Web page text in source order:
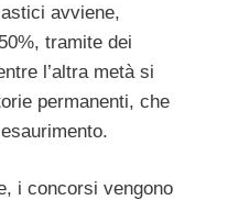
avviene,
tramite dei
l’altra metà si
permanenti, che
i concorsi vengono